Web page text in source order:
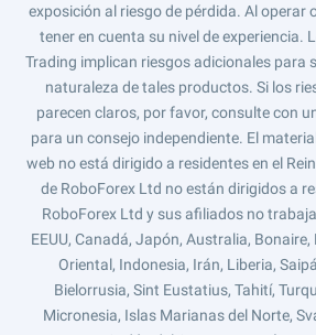
exposición al riesgo de pérdida. Al operar
tener en cuenta su nivel de experiencia.
Trading implican riesgos adicionales para
naturaleza de tales productos. Si los
parecen claros, por favor, consulte con
para un consejo independiente. El
web no está dirigido a residentes en el
de RoboForex Ltd no están dirigidos a
RoboForex Ltd y sus afiliados no
EEUU, Canadá, Japón, Australia,
Oriental, Indonesia, Irán, Liberia,
Bielorrusia, Sint Eustatius, Tahití,
Micronesia, Islas Marianas del Norte,